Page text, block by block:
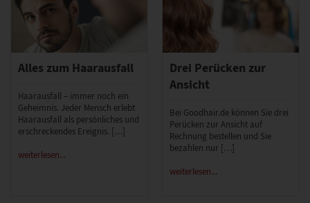
Alles zum Haarausfall
Haarausfall – immer noch ein
Geheimnis. Jeder Mensch erlebt
Haarausfall als persönliches und
erschreckendes Ereignis. […]
weiterlesen...
Drei Perücken zur
Ansicht
Bei Goodhair.de können Sie drei
Perücken zur Ansicht auf
Rechnung bestellen und Sie
bezahlen nur […]
weiterlesen...